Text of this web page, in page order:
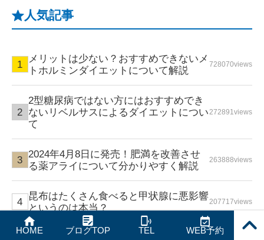
人気記事
メリットは少ない？おすすめできないメ
トホルミンダイエットについて解説
728070views
2型糖尿病ではない方にはおすすめでき
ないリベルサスによるダイエットについ
て
272891views
2024年4月8日に発売！肥満を改善させ
る薬アライについて分かりやすく解説
263888views
昆布はたくさん食べると甲状腺に悪影響
というのは本当？
207717views
4月から自己負担額が高額となる新型コ
HOME ブログTOP TEL WEB予約
PAGE
TOP